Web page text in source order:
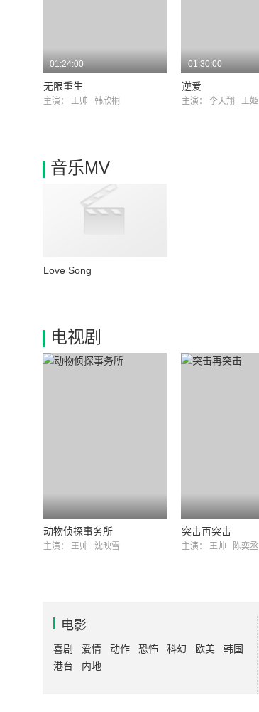
01:24:00
无限重生
主演： 王帅 韩欣桐
01:30:00
逆爱
主演： 李天翔 王姬
音乐MV
Love Song
电视剧
动物侦探事务所
主演： 王帅 沈映雪
突击再突击
主演： 王帅 陈奕丞
电影
喜剧 爱情 动作 恐怖 科幻 欧美
韩国
港台
内地